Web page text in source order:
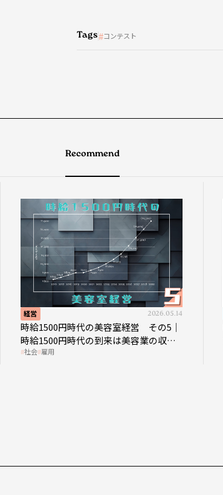
Tags コンテスト
Recommend
経営 2026.05.14
時給1500円時代の美容室経営 その5｜
時給1500円時代の到来は美容業の収益
構造を見直す契機
社会 雇用